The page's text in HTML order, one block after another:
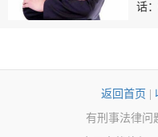
话
返回首页
有刑事法律问